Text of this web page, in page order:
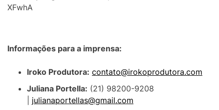
XFwhA
Informações para a imprensa:
Iroko Produtora: contato@irokoprodutora.com
Juliana Portella: (21) 98200-9208
julianaportellas@gmail.com